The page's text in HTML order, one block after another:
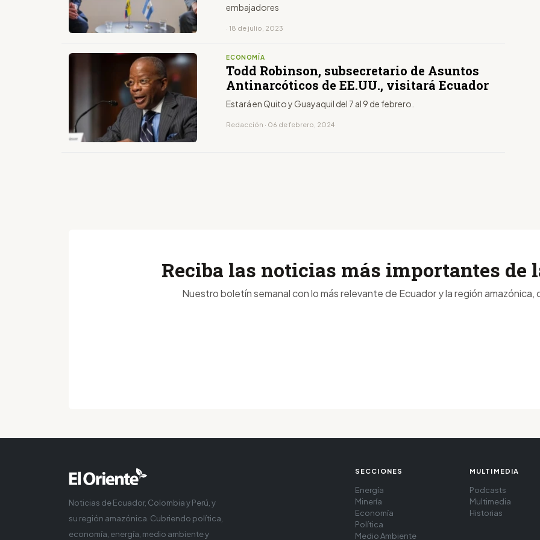
embajadores
· 18 de julio, 2023
ECONOMÍA
Todd Robinson, subsecretario de Asuntos
Antinarcóticos de EE.UU., visitará Ecuador
Estará en Quito y Guayaquil del 7 al 9 de febrero.
Redacción · 06 de febrero, 2024
Reciba las noticias más importantes de
Nuestro boletín semanal con lo más relevante de Ecuador y la región amazónica,
Noticias de Ecuador, Colombia y Perú, y
su región amazónica. Cubriendo política,
economía, energía, medio ambiente y
SECCIONES
Energía
Minería
Economía
Política
Medio Ambiente
MULTIMEDIA
Podcasts
Multimedia
Historias